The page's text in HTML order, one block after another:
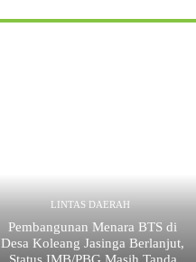
LINTAS DAERAH
Pembangunan Menara BTS di
Desa Koleang Jasinga Berlanjut,